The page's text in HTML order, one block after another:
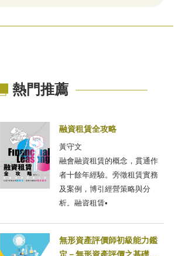
熱門推薦
融資租賃全攻略
黃守文
融會融資租賃的概念，貫通作
者十餘年經驗。旁徵租賃實務
及案例，博引經營策略與分
析。融資租賃•
無形資產評價師初級能力鑑